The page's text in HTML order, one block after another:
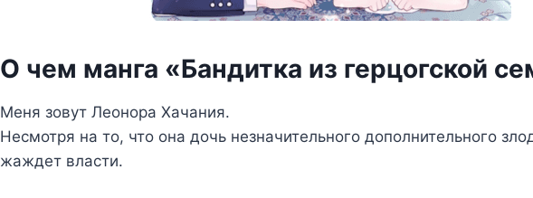
О чем манга «Бандитка из герцогской
Меня зовут Леонора Хачания.
Несмотря на то, что она дочь незначительного дополнительного
жаждет власти.